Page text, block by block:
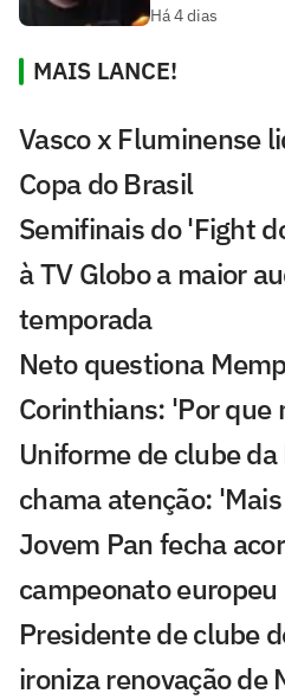
Há 4 dias
MAIS LANCE!
Vasco x Fluminense
Copa do Brasil
Semifinais do 'Fight
à TV Globo a maior
temporada
Neto questiona
Corinthians: 'Por que
Uniforme de clube
chama atenção:
Jovem Pan fecha
campeonato europeu
Presidente de clube
ironiza renovação de